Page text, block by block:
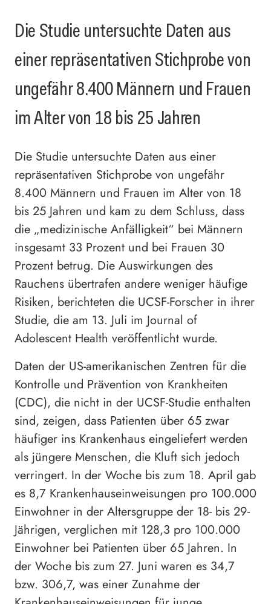
Die Studie untersuchte Daten aus
einer repräsentativen Stichprobe von
ungefähr 8.400 Männern und Frauen
im Alter von 18 bis 25 Jahren
Die Studie untersuchte Daten aus einer
repräsentativen Stichprobe von ungefähr
8.400 Männern und Frauen im Alter von 18
bis 25 Jahren und kam zu dem Schluss, dass
die „medizinische Anfälligkeit“ bei Männern
insgesamt 33 Prozent und bei Frauen 30
Prozent betrug. Die Auswirkungen des
Rauchens übertrafen andere weniger häufige
Risiken, berichteten die UCSF-Forscher in ihrer
Studie, die am 13. Juli im Journal of
Adolescent Health veröffentlicht wurde.
Daten der US-amerikanischen Zentren für die
Kontrolle und Prävention von Krankheiten
(CDC), die nicht in der UCSF-Studie enthalten
sind, zeigen, dass Patienten über 65 zwar
häufiger ins Krankenhaus eingeliefert werden
als jüngere Menschen, die Kluft sich jedoch
verringert. In der Woche bis zum 18. April gab
es 8,7 Krankenhauseinweisungen pro 100.000
Einwohner in der Altersgruppe der 18- bis 29-
Jährigen, verglichen mit 128,3 pro 100.000
Einwohner bei Patienten über 65 Jahren. In
der Woche bis zum 27. Juni waren es 34,7
bzw. 306,7, was einer Zunahme der